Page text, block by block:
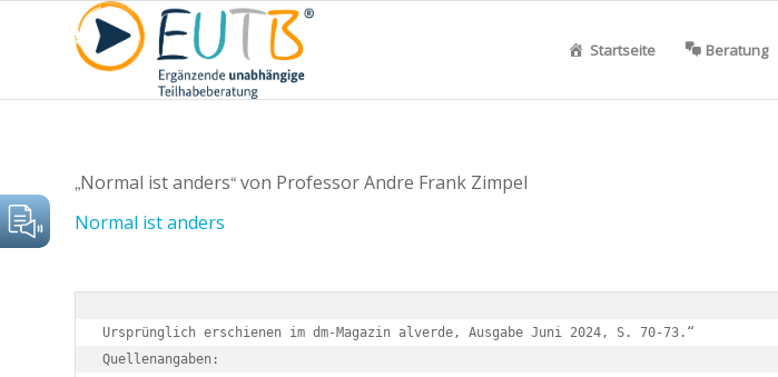
Startseite Beratung
„Normal ist anders“ von Professor Andre Frank Zimpel
Normal ist anders
Ursprünglich erschienen im dm-Magazin alverde, Ausgabe Juni 2024, S. 70-73.“
Quellenangaben: